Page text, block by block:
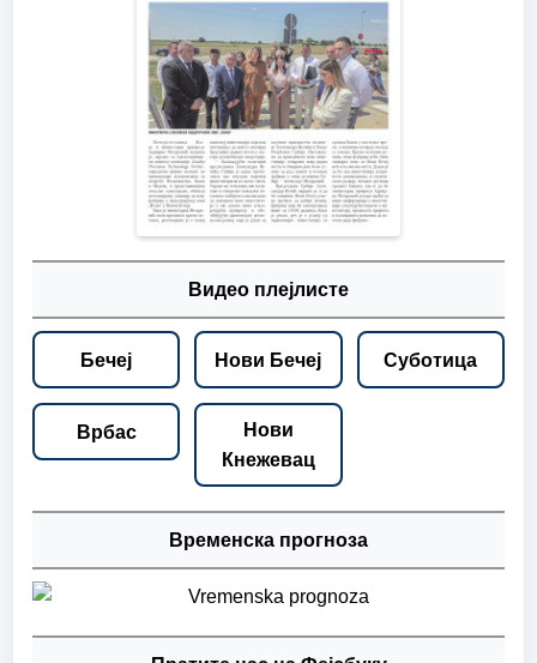
Видео плејлисте
Бечеј Нови Бечеј Суботица
Врбас
Нови
Кнежевац
Временска прогноза